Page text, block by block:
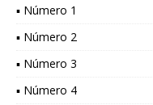
▪ Número 1
▪ Número 2
▪ Número 3
▪ Número 4